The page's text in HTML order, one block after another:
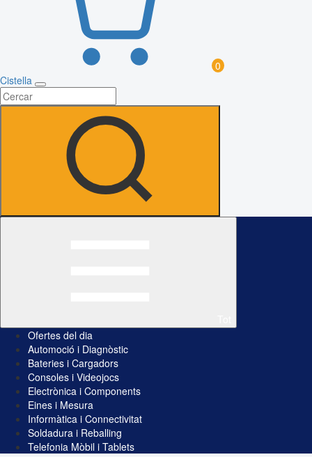
0
Cistella
Ofertes del dia
Automoció i Diagnòstic
Bateries i Cargadors
Consoles i Videojocs
Electrònica i Components
Eines i Mesura
Informàtica i Connectivitat
Soldadura i Reballing
Telefonia Mòbil i Tablets